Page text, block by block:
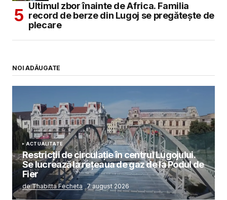
Ultimul zbor înainte de Africa. Familia
record de berze din Lugoj se pregătește de
plecare
NOI ADĂUGATE
ACTUALITATE
Restricții de circulație în centrul Lugojului.
Se lucrează la rețeaua de gaz de la Podul de
Fier
de Thabitta Fecheta 7 august 2026